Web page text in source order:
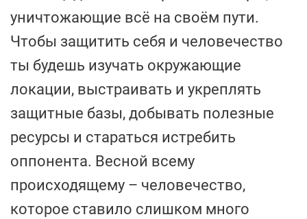
уничтожающие всё на своём пути.
Чтобы защитить себя и человечество
ты будешь изучать окружающие
локации, выстраивать и укреплять
защитные базы, добывать полезные
ресурсы и стараться истребить
оппонента. Весной всему
происходящему – человечество,
которое ставило слишком много